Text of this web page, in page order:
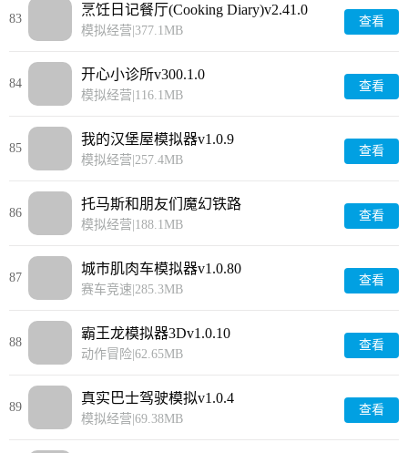
83
烹饪日记餐厅(Cooking Diary)v2.41.0
模拟经营|377.1MB
查看
84
开心小诊所v300.1.0
模拟经营|116.1MB
查看
85
我的汉堡屋模拟器v1.0.9
模拟经营|257.4MB
查看
86
托马斯和朋友们魔幻铁路
(MagicTracks)v2024.2.0
模拟经营|188.1MB
查看
87
城市肌肉车模拟器v1.0.80
赛车竞速|285.3MB
查看
88
霸王龙模拟器3Dv1.0.10
动作冒险|62.65MB
查看
89
真实巴士驾驶模拟v1.0.4
模拟经营|69.38MB
查看